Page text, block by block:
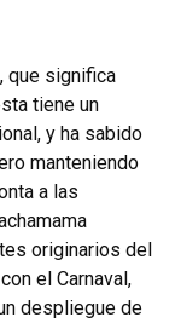
que significa
tiene un
y ha sabido
manteniendo
a las
originarios del
el Carnaval,
despliegue de